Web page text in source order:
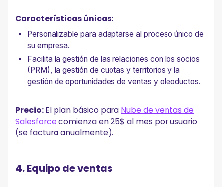
Características únicas:
Personalizable para adaptarse al proceso único de
su empresa.
Facilita la gestión de las relaciones con los socios
(PRM), la gestión de cuotas y territorios y la
gestión de oportunidades de ventas y oleoductos.
Precio:El plan básico para Nube de ventas de
Salesforcecomienza en 25$ al mes por usuario
(se factura anualmente).
4. Equipo de ventas